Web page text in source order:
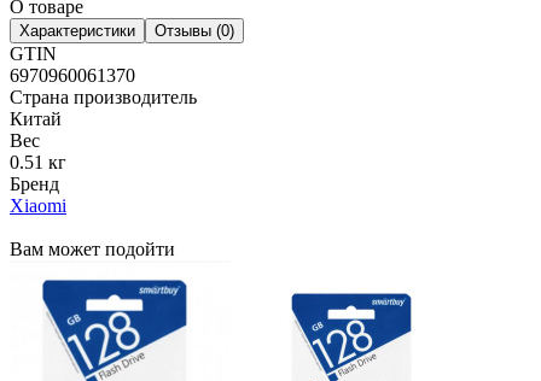
О товаре
Характеристики Отзывы (0)
GTIN
6970960061370
Страна производитель
Китай
Вес
0.51 кг
Бренд
Xiaomi
Вам может подойти